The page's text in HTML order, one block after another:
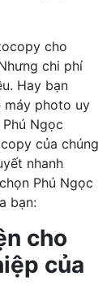
cho
chi phí
Hay bạn
máy photo uy
Ngọc
của chúng
nhanh
Phú Ngọc
bạn:
cho
của